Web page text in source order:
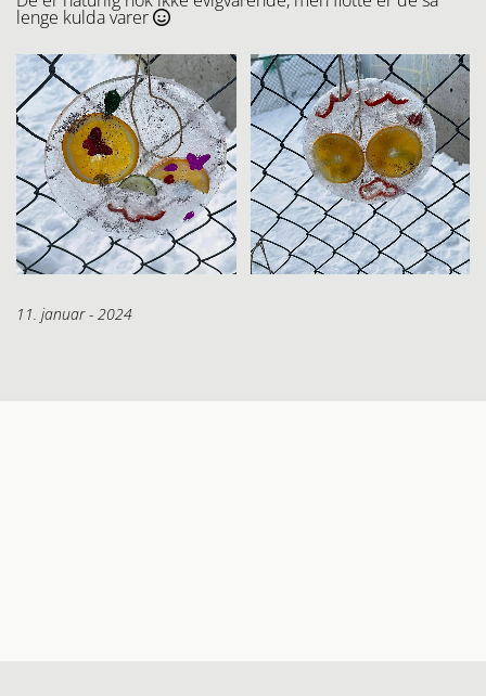
lenge kulda varer 
11. januar - 2024